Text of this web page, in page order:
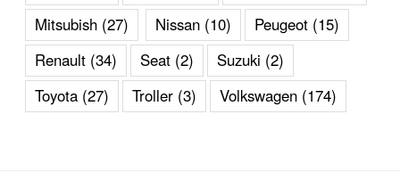
Mitsubish (27) Nissan (10) Peugeot (15)
Renault (34) Seat (2) Suzuki (2)
Toyota (27) Troller (3) Volkswagen (174)